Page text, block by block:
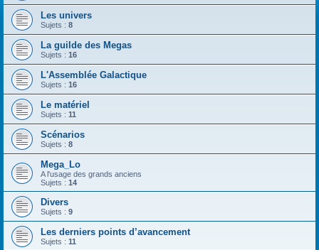
h
Les univers
Sujets : 8
La guilde des Megas
Sujets : 16
L'Assemblée Galactique
Sujets : 16
Le matériel
Sujets : 11
Scénarios
Sujets : 8
Mega_Lo
A l'usage des grands anciens
Sujets : 14
Divers
Sujets : 9
Les derniers points d’avancement
Sujets : 11